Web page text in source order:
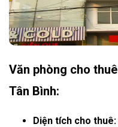
Văn phòng cho thuê
Tân Bình:
Diện tích cho thuê: